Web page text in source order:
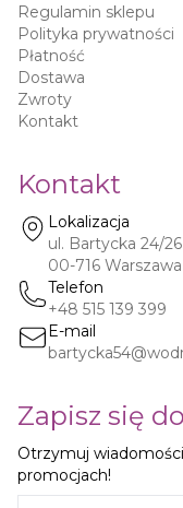
Regulamin sklepu
Polityka prywatności
Płatność
Dostawa
Zwroty
Kontakt
Kontakt
Lokalizacja
ul. Bartycka 24/
00-716 Warszawa
Telefon
+48 515 139 399
E-mail
Zapisz się
Otrzymuj
promocjach!